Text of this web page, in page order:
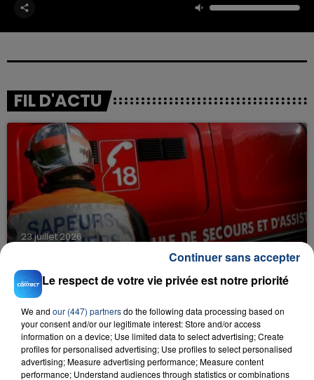
FIL D'ACTU
23 juillet 2026
INCENDIE MORTEL À LENS : UNE FEMME ET
SON BÉBÉ ENTRE LA VIE ET LA...
Un homme s'est immolé par le feu après avoir
aspergé sa compagne et leur bébé de trois mois
d'un liquide inflammable.
Le respect de votre vie privée est notre priorité
We and our (447) partnersdo the following data processing based on
your consent and/or our legitimate interest: Store and/or access
information on a device; Use limited data to select advertising; Create
profiles for personalised advertising; Use profiles to select personalised
advertising; Measure advertising performance; Measure content
performance; Understand audiences through statistics or combinations
Continuer sans accepter